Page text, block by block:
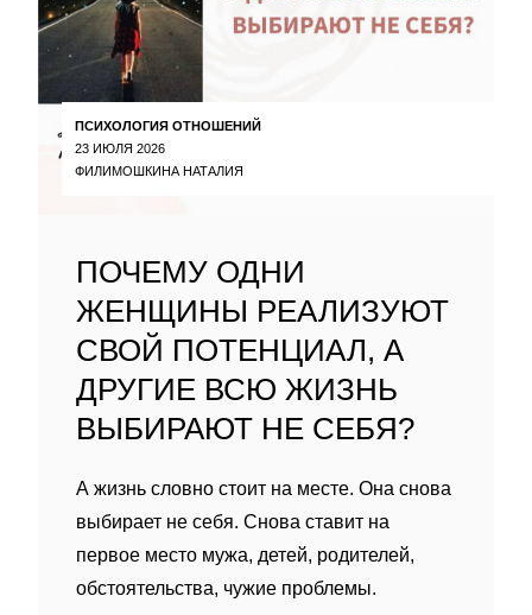
ПСИХОЛОГИЯ ОТНОШЕНИЙ
23 ИЮЛЯ 2026
ФИЛИМОШКИНА НАТАЛИЯ
ПОЧЕМУ ОДНИ
ЖЕНЩИНЫ РЕАЛИЗУЮТ
СВОЙ ПОТЕНЦИАЛ, А
ДРУГИЕ ВСЮ ЖИЗНЬ
ВЫБИРАЮТ НЕ СЕБЯ?
А жизнь словно стоит на месте. Она снова
выбирает не себя. Снова ставит на
первое место мужа, детей, родителей,
обстоятельства, чужие проблемы.